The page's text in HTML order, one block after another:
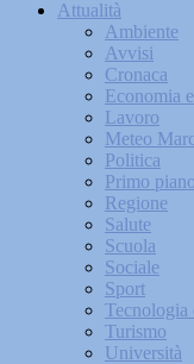
Attualità
Ambiente
Avvisi
Cronaca
Economia
Lavoro
Meteo
Politica
Primo
Regione
Salute
Scuola
Sociale
Sport
Tecnologia
Turismo
Università